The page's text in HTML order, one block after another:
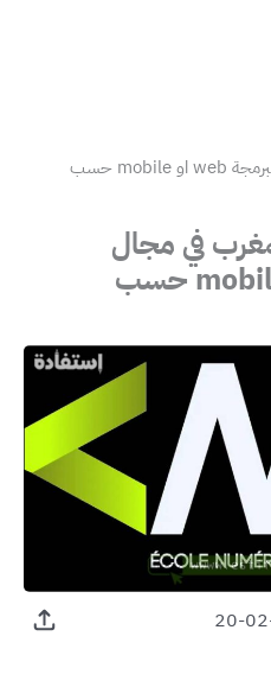
تكوين مجاني في المغرب في مجال البرمجة web او mobile حسب
في مجال
البرمجة web او mobile حسب